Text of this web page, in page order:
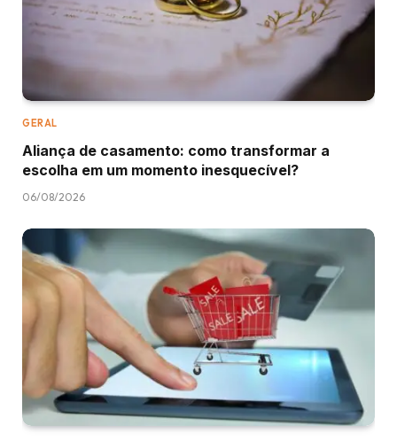
GERAL
Aliança de casamento: como transformar a
escolha em um momento inesquecível?
06/08/2026